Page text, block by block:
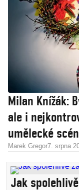
Milan Knížák:
ale i
umělecké
Marek Gregor7. srpna
Jak